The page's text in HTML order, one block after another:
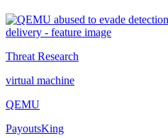
Threat Research
virtual machine
QEMU
PayoutsKing